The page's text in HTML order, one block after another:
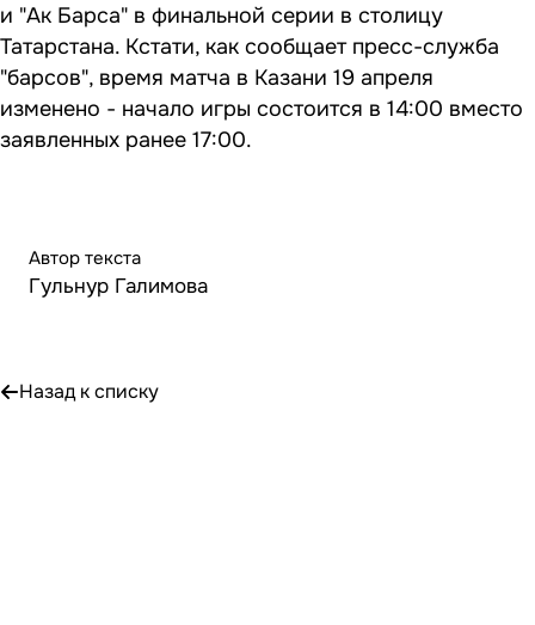
и "Ак Барса" в финальной серии в столицу
Татарстана. Кстати, как сообщает пресс-служба
"барсов", время матча в Казани 19 апреля
изменено - начало игры состоится в 14:00 вместо
заявленных ранее 17:00.
Автор текста
Гульнур Галимова
Назад к списку